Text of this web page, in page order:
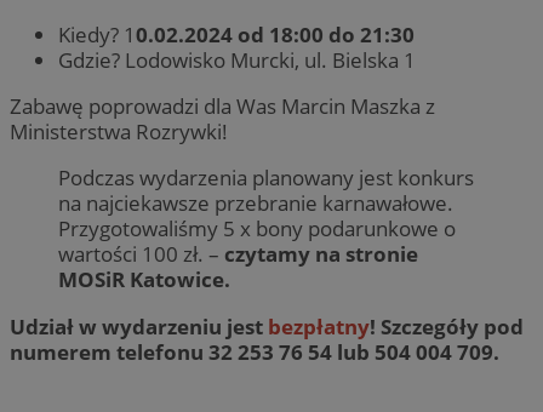
Kiedy? 10.02.2024 od 18:00 do 21:30
Gdzie? Lodowisko Murcki, ul. Bielska 1
Zabawę poprowadzi dla Was Marcin Maszka z
Ministerstwa Rozrywki!
Podczas wydarzenia planowany jest konkurs
na najciekawsze przebranie karnawałowe.
Przygotowaliśmy 5 x bony podarunkowe o
wartości 100 zł. – czytamy na stronie
MOSiR Katowice.
Udział w wydarzeniu jest bezpłatny! Szczegóły pod
numerem telefonu 32 253 76 54 lub 504 004 709.